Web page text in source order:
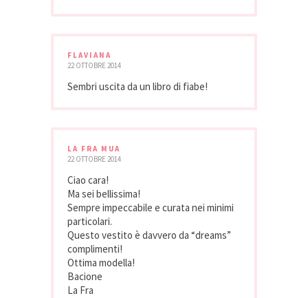
FLAVIANA
22 OTTOBRE 2014
Sembri uscita da un libro di fiabe!
LA FRA MUA
22 OTTOBRE 2014
Ciao cara!
Ma sei bellissima!
Sempre impeccabile e curata nei minimi
particolari.
Questo vestito è davvero da “dreams”
complimenti!
Ottima modella!
Bacione
La Fra